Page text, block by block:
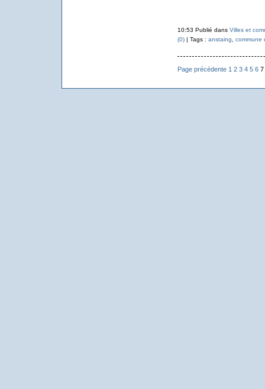
10:53 Publié dans Villes et
(0)| Tags : anstaing commune
Page précédente 1 2 3 4 5 6 7